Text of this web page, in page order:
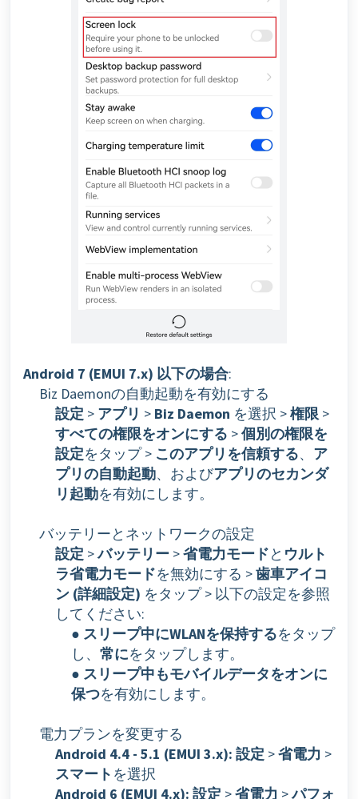
Android 7 (EMUI 7.x) 以下の場合:
Biz Daemonの自動起動を有効にする
設定 > アプリ > Biz Daemon を選択 >権限 >
すべての権限をオンにする >個別の権限を
設定をタップ > このアプリを信頼する、 ア
プリの自動起動、およびアプリのセカンダ
リ起動を有効にします。
バッテリーとネットワークの設定
設定 >バッテリー >省電力モードと ウルト
ラ省電力モードを無効にする >歯車アイコ
ン (詳細設定) をタップ > 以下の設定を参照
してください:
● スリープ中にWLANを保持するをタップ
し、 常にをタップします。
● スリープ中もモバイルデータをオンに
保つを有効にします。
電力プランを変更する
Android 4.4 - 5.1 (EMUI 3.x): 設定 >省電力 >
スマート を選択
Android 6 (EMUI 4.x): 設定 >省電力 >パフォ